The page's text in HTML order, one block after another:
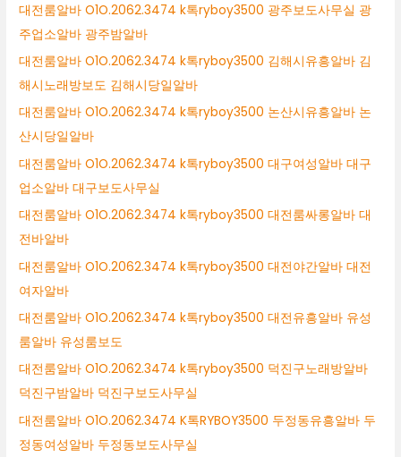
대전룸알바 O1O.2062.3474 k톡ryboy3500 광주보도사무실 광
주업소알바 광주밤알바
대전룸알바 O1O.2062.3474 k톡ryboy3500 김해시유흥알바 김
해시노래방보도 김해시당일알바
대전룸알바 O1O.2062.3474 k톡ryboy3500 논산시유흥알바 논
산시당일알바
대전룸알바 O1O.2062.3474 k톡ryboy3500 대구여성알바 대구
업소알바 대구보도사무실
대전룸알바 O1O.2062.3474 k톡ryboy3500 대전룸싸롱알바 대
전바알바
대전룸알바 O1O.2062.3474 k톡ryboy3500 대전야간알바 대전
여자알바
대전룸알바 O1O.2062.3474 k톡ryboy3500 대전유흥알바 유성
룸알바 유성룸보도
대전룸알바 O1O.2062.3474 k톡ryboy3500 덕진구노래방알바
덕진구밤알바 덕진구보도사무실
대전룸알바 O1O.2062.3474 K톡RYBOY3500 두정동유흥알바 두
정동여성알바 두정동보도사무실